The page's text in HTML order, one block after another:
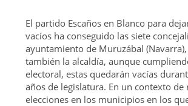
El partido Escaños en Blanco para
vacíos ha conseguido las siete
ayuntamiento de Muruzábal
también la alcaldía, aunque
electoral, estas quedarán vacías
años de legislatura. En un contexto de
elecciones en los municipios en los